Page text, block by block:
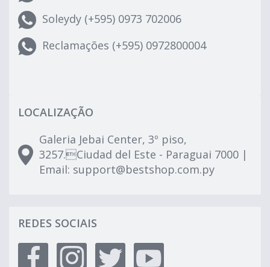
Soleydy (+595) 0973 702006
Reclamações (+595) 0972800004
LOCALIZAÇÃO
Galeria Jebai Center, 3º piso,
3257.Ciudad del Este - Paraguai 7000 |
Email: support@bestshop.com.py
REDES SOCIAIS